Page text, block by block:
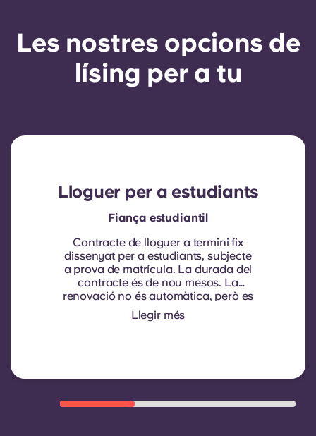
Les nostres opcions de
lísing per a tu
Lloguer per a estudiants
Fiança estudiantil
Contracte de lloguer a termini fix
dissenyat per a estudiants, subjecte
a prova de matrícula. La durada del
contracte és de nou mesos. La
renovació no és automàtica, però es
pot oferir mitjançant un nou
contracte, subjecte a criteris
disponibilitat d'habitacions.
Llegir més